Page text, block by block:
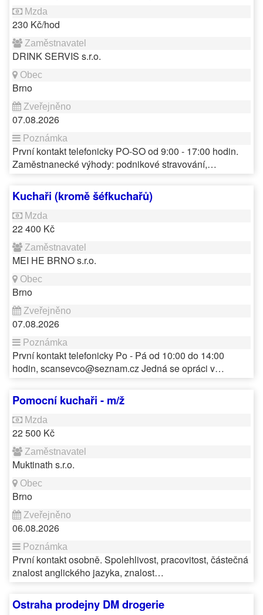
230 Kč/hod
DRINK SERVIS s.r.o.
Brno
07.08.2026
První kontakt telefonicky PO-SO od 9:00 - 17:00 hodin.
Zaměstnanecké výhody: podnikové stravování,…
Kuchaři (kromě šéfkuchařů)
22 400 Kč
MEI HE BRNO s.r.o.
Brno
07.08.2026
První kontakt telefonicky Po - Pá od 10:00 do 14:00
hodin, scansevco@seznam.cz Jedná se opráci v…
Pomocní kuchaři - m/ž
22 500 Kč
Muktinath s.r.o.
Brno
06.08.2026
První kontakt osobně. Spolehlivost, pracovitost, částečná
znalost anglického jazyka, znalost…
Ostraha prodejny DM drogerie